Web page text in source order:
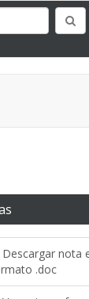
Descargar nota
.doc